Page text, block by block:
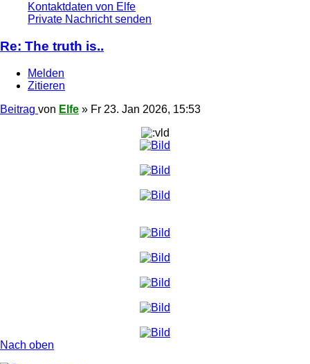
Kontaktdaten von Elfe
Private Nachricht senden
Re: The truth is..
Melden
Zitieren
Beitrag von Elfe » Fr 23. Jan 2026, 15:53
Nach oben